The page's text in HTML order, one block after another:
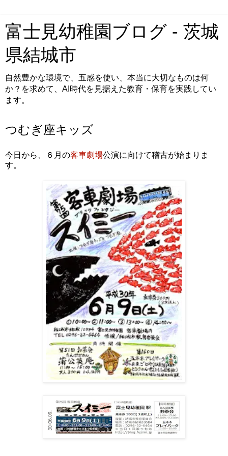
富士見幼稚園ブログ - 茨城
県結城市
自然豊かな環境で、五感を使い、本当に大切なものは何
か？を求めて、AI時代を見据えた教育・保育を実践してい
ます。
つむぎ座キッズ
今日から、６月の客車劇場公演に向けて稽古が始まりま
す。